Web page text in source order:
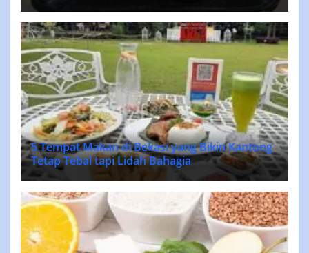
5 Tempat Makan di Bekasi yang Bikin Kantong
Tetap Tebal tapi Lidah Bahagia